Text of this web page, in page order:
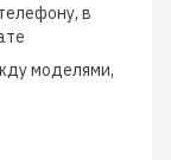
в
моделями,